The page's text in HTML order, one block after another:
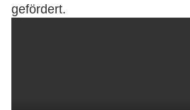
gefördert.